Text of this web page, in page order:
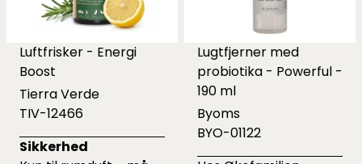
Luftfrisker - Energi
Boost
Tierra Verde
TIV-12466
Sikkerhed
Lugtfjerner med
probiotika - Powerful -
190 ml
Byoms
BYO-01122